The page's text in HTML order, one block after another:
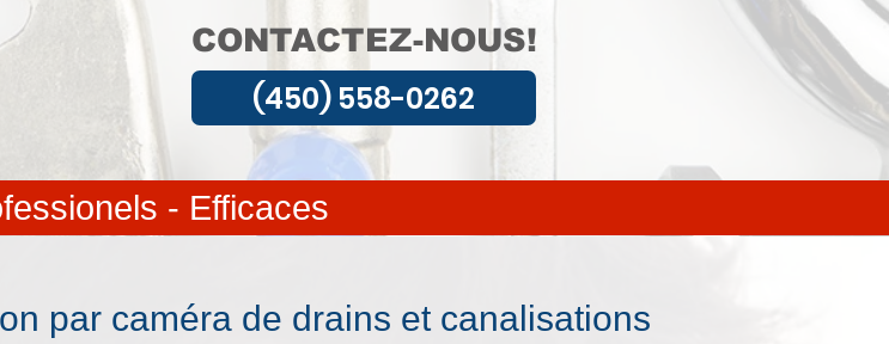
CONTACTEZ-NOUS!
(450) 558-0262
- Efficaces
par caméra de drains et canalisations